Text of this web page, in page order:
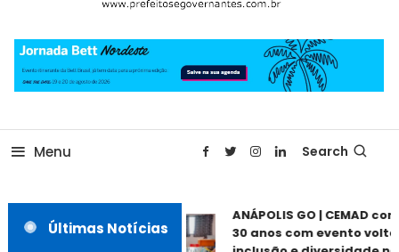
Prefeitos & Governantes
Menu Search
Últimas Notícias
ANÁPOLIS GO | CEMAD
30 anos com evento